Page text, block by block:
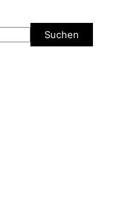
Suchen